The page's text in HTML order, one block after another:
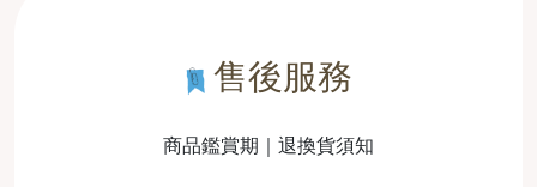
售後服務
商品鑑賞期｜退換貨須知